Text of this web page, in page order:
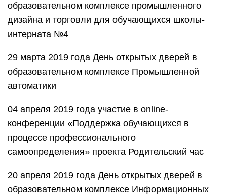
образовательном комплексе промышленного
дизайна и торговли для обучающихся школы-
интерната №4
29 марта 2019 года День открытых дверей в
образовательном комплексе Промышленной
автоматики
04 апреля 2019 года участие в online-
конференции «Поддержка обучающихся в
процессе профессионального
самоопределения» проекта Родительский час
20 апреля 2019 года День открытых дверей в
образовательном комплексе Информационных